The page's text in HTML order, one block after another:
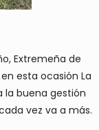
Extremeña de
esta ocasión La
la buena gestión
vez va a más.